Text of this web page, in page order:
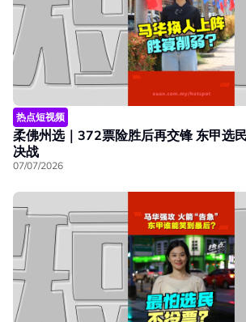
热点短视频
柔佛州选｜372票险胜后再交锋 东甲选
决战
07/07/2026